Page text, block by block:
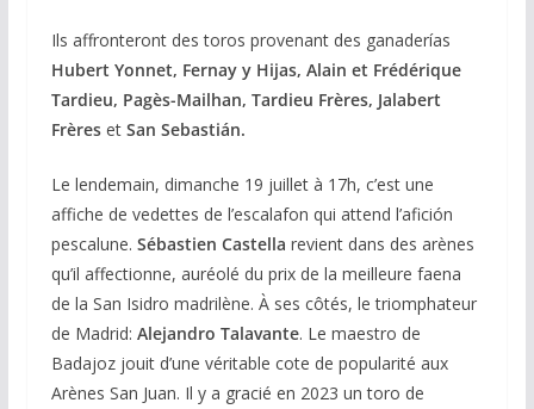
Ils affronteront des toros provenant des ganaderías
Hubert Yonnet, Fernay y Hijas, Alain et Frédérique
Tardieu, Pagès-Mailhan, Tardieu Frères, Jalabert
Frèreset San Sebastián.
Le lendemain, dimanche 19 juillet à 17h, c’est une
affiche de vedettes de l’escalafon qui attend l’afición
pescalune. Sébastien Castella revient dans des arènes
qu’il affectionne, auréolé du prix de la meilleure faena
de la San Isidro madrilène. À ses côtés, le triomphateur
de Madrid: Alejandro Talavante. Le maestro de
Badajoz jouit d’une véritable cote de popularité aux
Arènes San Juan. Il y a gracié en 2023 un toro de